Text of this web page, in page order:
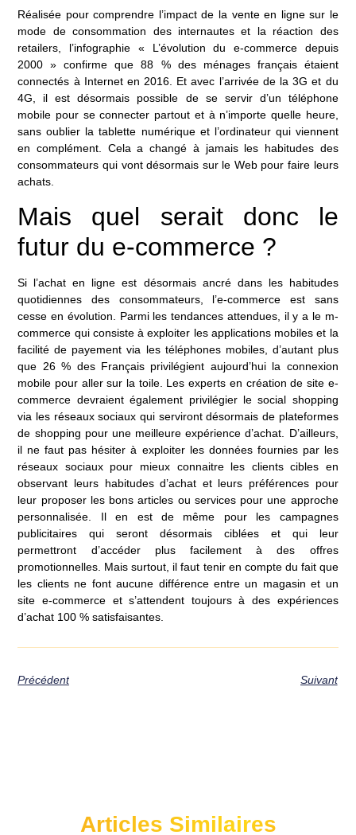
Réalisée pour comprendre l’impact de la vente en ligne sur le
mode de consommation des internautes et la réaction des
retailers, l’infographie « L’évolution du e-commerce depuis
2000 » confirme que 88 % des ménages français étaient
connectés à Internet en 2016. Et avec l’arrivée de la 3G et du
4G, il est désormais possible de se servir d’un téléphone
mobile pour se connecter partout et à n’importe quelle heure,
sans oublier la tablette numérique et l’ordinateur qui viennent
en complément. Cela a changé à jamais les habitudes des
consommateurs qui vont désormais sur le Web pour faire leurs
achats.
Mais quel serait donc le
futur du e-commerce ?
Si l’achat en ligne est désormais ancré dans les habitudes
quotidiennes des consommateurs, l’e-commerce est sans
cesse en évolution. Parmi les tendances attendues, il y a le m-
commerce qui consiste à exploiter les applications mobiles et la
facilité de payement via les téléphones mobiles, d’autant plus
que 26 % des Français privilégient aujourd’hui la connexion
mobile pour aller sur la toile. Lesexperts en création de site e-
commerce devraient également privilégier le social shopping
via les réseaux sociaux qui serviront désormais de plateformes
de shopping pour une meilleure expérience d’achat. D’ailleurs,
il ne faut pas hésiter à exploiter les données fournies par les
réseaux sociaux pour mieux connaitre les clients cibles en
observant leurs habitudes d’achat et leurs préférences pour
leur proposer les bons articles ou services pour une approche
personnalisée. Il en est de même pour les campagnes
publicitaires qui seront désormais ciblées et qui leur
permettront d’accéder plus facilement à des offres
promotionnelles. Mais surtout, il faut tenir en compte du fait que
les clients ne font aucune différence entre un magasin et un
site e-commerce et s’attendent toujours à des expériences
d’achat 100 % satisfaisantes.
Précédent Suivant
Articles Similaires